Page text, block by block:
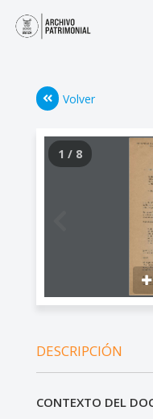
Volver
1 / 8
DESCRIPCIÓN
CONTEXTO DEL